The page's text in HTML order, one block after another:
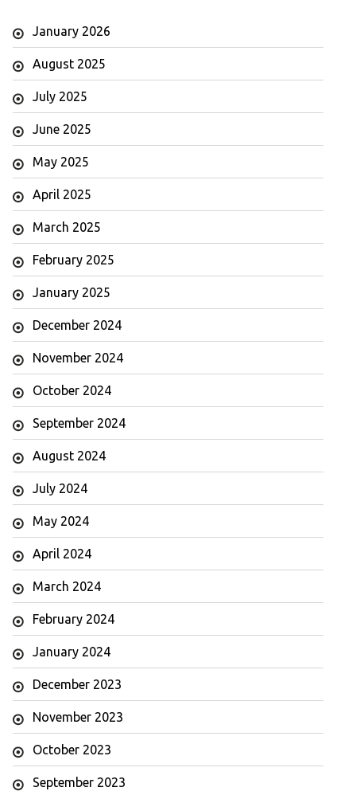
January 2026
August 2025
July 2025
June 2025
May 2025
April 2025
March 2025
February 2025
January 2025
December 2024
November 2024
October 2024
September 2024
August 2024
July 2024
May 2024
April 2024
March 2024
February 2024
January 2024
December 2023
November 2023
October 2023
September 2023